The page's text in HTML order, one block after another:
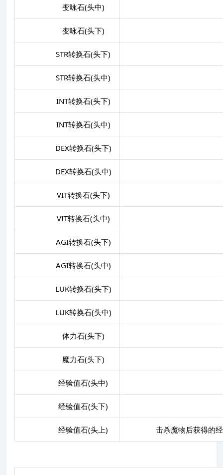
变咏石(头中)
变咏石(头下)
STR转换石(头下)
STR转换石(头中)
INT转换石(头下)
INT转换石(头中)
DEX转换石(头下)
DEX转换石(头中)
VIT转换石(头下)
VIT转换石(头中)
AGI转换石(头下)
AGI转换石(头中)
LUK转换石(头下)
LUK转换石(头中)
体力石(头下)
魔力石(头下)
经验值石(头中)
经验值石(头下)
经验值石(头上) 击杀魔物后获得的经验值